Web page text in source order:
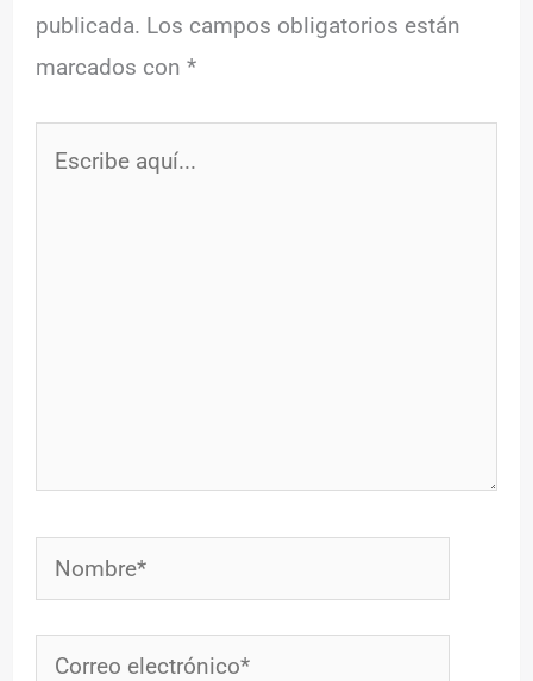
publicada. Los campos obligatorios están
marcados con*
Nombre*
Correo